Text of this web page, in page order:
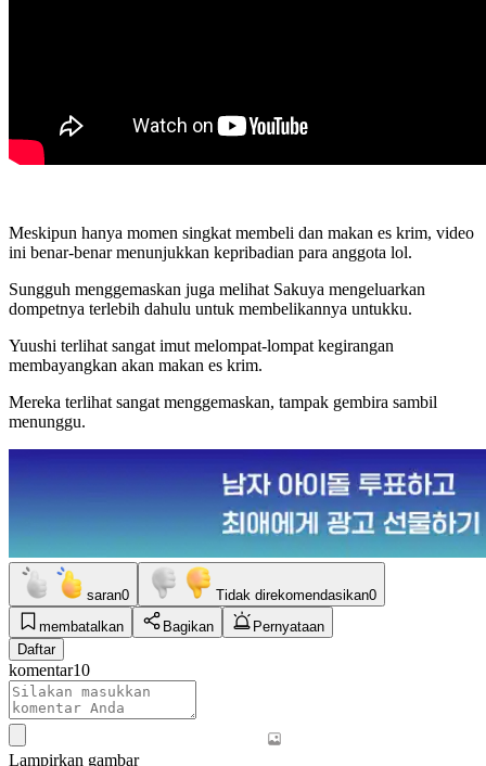
Meskipun hanya momen singkat membeli dan makan es krim, video
ini benar-benar menunjukkan kepribadian para anggota lol.
Sungguh menggemaskan juga melihat Sakuya mengeluarkan
dompetnya terlebih dahulu untuk membelikannya untukku.
Yuushi terlihat sangat imut melompat-lompat kegirangan
membayangkan akan makan es krim.
Mereka terlihat sangat menggemaskan, tampak gembira sambil
menunggu.
saran0 Tidak direkomendasikan0
membatalkan
Bagikan
Pernyataan
Daftar
komentar10
Lampirkan gambar